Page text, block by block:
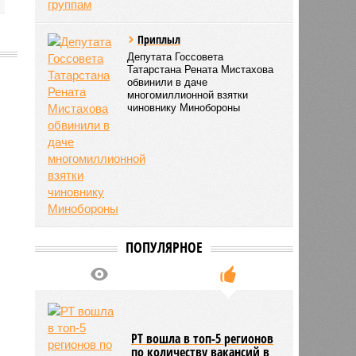
Приплыл
Депутата Госсовета
Татарстана Рената Мистахова
обвинили в даче
многомиллионной взятки
чиновнику Минобороны
ПОПУЛЯРНОЕ
РТ вошла в топ-5 регионов
по количеству вакансий в